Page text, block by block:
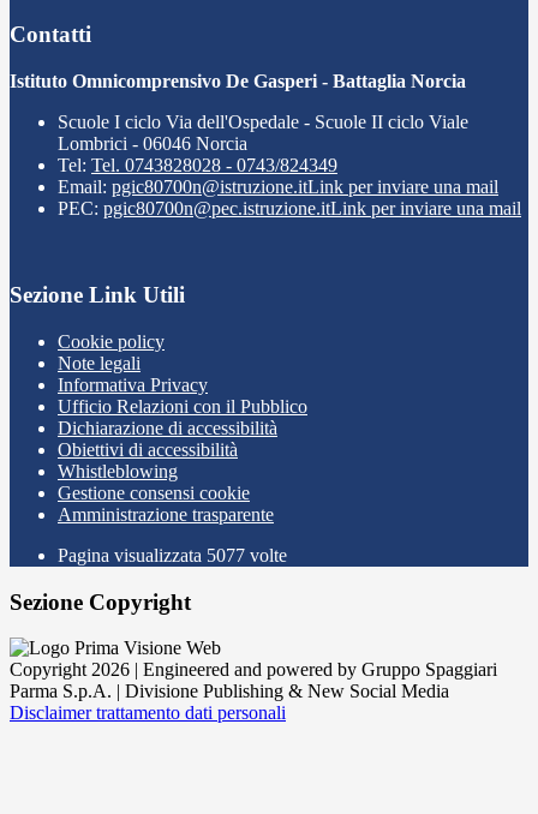
Contatti
Istituto Omnicomprensivo De Gasperi - Battaglia Norcia
Scuole I ciclo Via dell'Ospedale - Scuole II ciclo Viale
Lombrici - 06046 Norcia
Tel: Tel. 0743828028 - 0743/824349
Email: pgic80700n@istruzione.itLink per inviare una mail
PEC: pgic80700n@pec.istruzione.itLink per inviare una mail
Sezione Link Utili
Cookie policy
Note legali
Informativa Privacy
Ufficio Relazioni con il Pubblico
Dichiarazione di accessibilità
Obiettivi di accessibilità
Whistleblowing
Gestione consensi cookie
Amministrazione trasparente
Pagina visualizzata 5077 volte
Sezione Copyright
Copyright 2026 | Engineered and powered by Gruppo Spaggiari
Parma S.p.A. | Divisione Publishing & New Social Media
Disclaimer trattamento dati personali